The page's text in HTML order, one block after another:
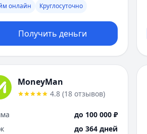
онлайн Круглосуточно
Получить деньги
MoneyMan
4.8 (18 отзывов)
до 100 000 ₽
до 364 дней